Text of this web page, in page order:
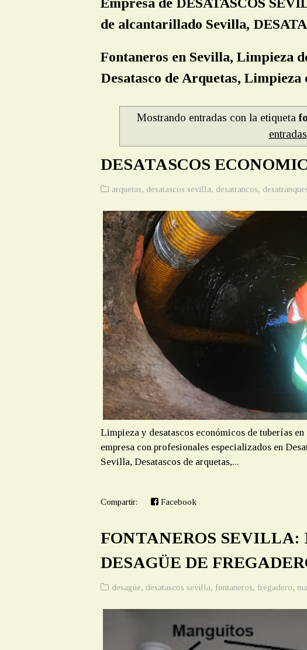
de alcantarillado Sevilla,
Fontaneros en Sevilla, Limpieza
Desatasco de Arquetas,
Mostrando entradas con la etiqueta
entradas
DESATASCOS
arquetas, desatascos sevilla, desatrancos,
Limpieza y desatascos económicos de tuberías
empresa con profesionales especializados en
Sevilla, Desatascos de arquetas,...
Compartir: Facebook
FONTANEROS
DESAGÜE DE
desagüe, desatascos sevilla, fontaneros, fregadero,